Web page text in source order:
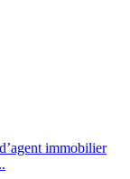
immobilier